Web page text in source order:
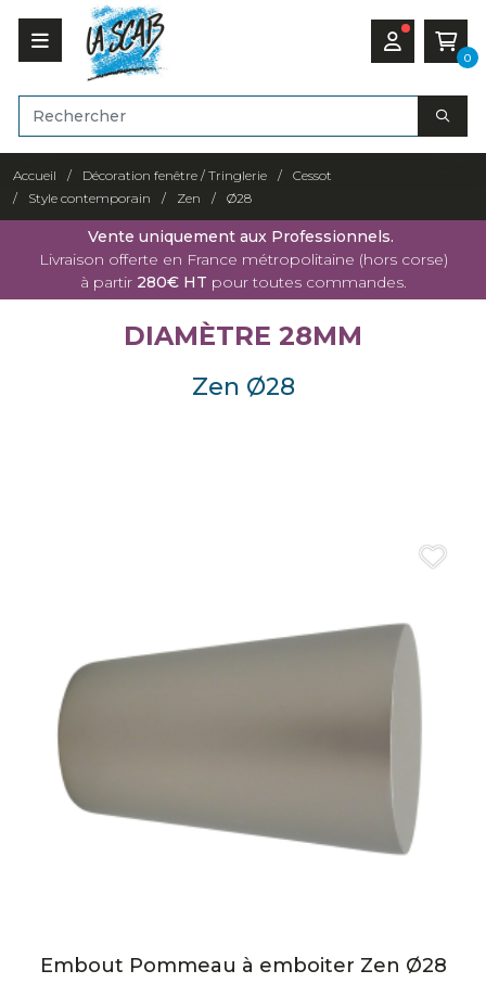
0
Accueil Décoration fenêtre / Tringlerie
Cessot
Style contemporain
Zen Ø28
Vente uniquement aux Professionnels.
Livraison offerte en France métropolitaine (hors corse)
à partir 280€ HT pour toutes commandes.
DIAMÈTRE 28MM
Zen Ø28
Embout Pommeau à emboiter Zen Ø28